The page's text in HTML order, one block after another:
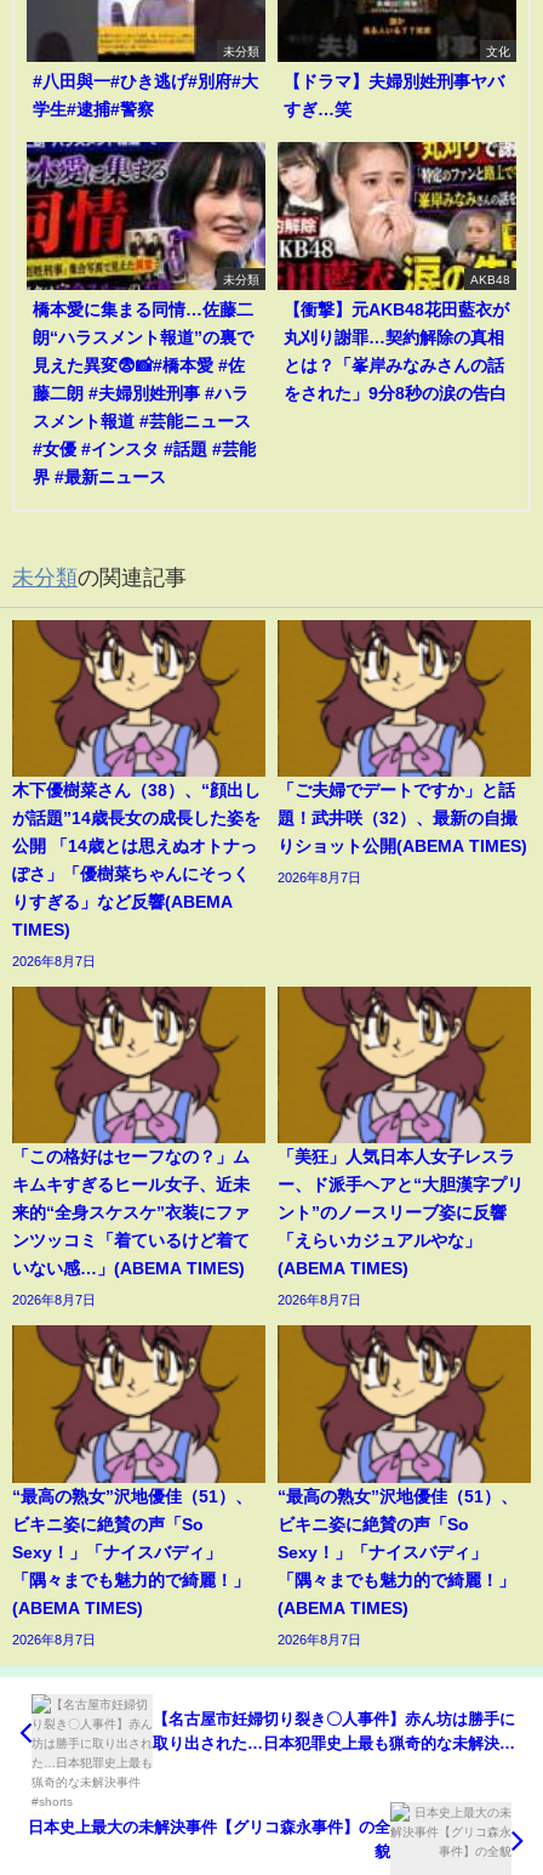
未分類
#八田與一#ひき逃げ#別府#大
学生#逮捕#警察
文化
【ドラマ】夫婦別姓刑事ヤバ
すぎ…笑
未分類
橋本愛に集まる同情…佐藤二
朗“ハラスメント報道”の裏で
見えた異変😨📸#橋本愛 #佐
藤二朗 #夫婦別姓刑事 #ハラ
スメント報道 #芸能ニュース
#女優 #インスタ #話題 #芸能
界 #最新ニュース
AKB48
【衝撃】元AKB48花田藍衣が
丸刈り謝罪…契約解除の真相
とは？「峯岸みなみさんの話
をされた」9分8秒の涙の告白
未分類の関連記事
木下優樹菜さん（38）、“顔出し
が話題”14歳長女の成長した姿を
公開 「14歳とは思えぬオトナっ
ぽさ」「優樹菜ちゃんにそっく
りすぎる」など反響(ABEMA
TIMES)
2026年8月7日
「ご夫婦でデートですか」と話
題！武井咲（32）、最新の自撮
りショット公開(ABEMA TIMES)
2026年8月7日
「この格好はセーフなの？」ム
キムキすぎるヒール女子、近未
来的“全身スケスケ”衣装にファ
ンツッコミ「着ているけど着て
いない感…」(ABEMA TIMES)
2026年8月7日
「美狂」人気日本人女子レスラ
ー、ド派手ヘアと“大胆漢字プリ
ント”のノースリーブ姿に反響
「えらいカジュアルやな」
(ABEMA TIMES)
2026年8月7日
“最高の熟女”沢地優佳（51）、
ビキニ姿に絶賛の声「So
Sexy！」「ナイスバディ」
「隅々までも魅力的で綺麗！」
(ABEMA TIMES)
2026年8月7日
“最高の熟女”沢地優佳（51）、
ビキニ姿に絶賛の声「So
Sexy！」「ナイスバディ」
「隅々までも魅力的で綺麗！」
(ABEMA TIMES)
2026年8月7日
【名古屋市妊婦切り裂き〇人事件】赤ん坊は勝手に
取り出された…日本犯罪史上最も猟奇的な未解決事
日本史上最大の未解決事件【グリコ森永事件】の全
貌